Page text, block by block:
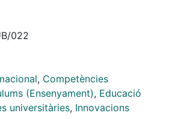
i
de cerca d’informació i el
El projecte ha tingut com
creació i
eina especifica per els
treball social
022
, Competències
(Ensenyament), Educació
universitàries, Innovacions